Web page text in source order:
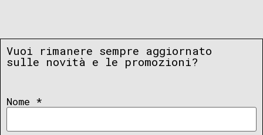
Vuoi rimanere sempre aggiornato
sulle novità e le promozioni?
Nome *